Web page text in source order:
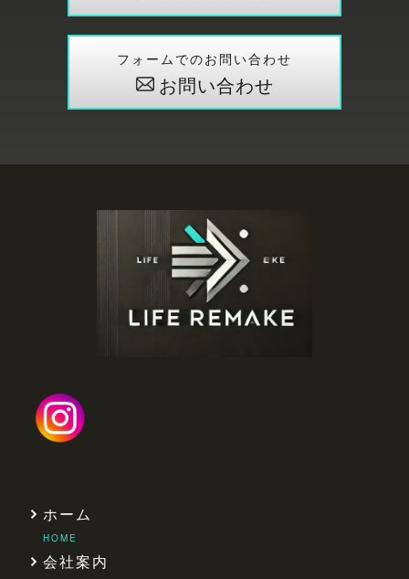
フォームでのお問い合わせ
お問い合わせ
ホーム
HOME
会社案内